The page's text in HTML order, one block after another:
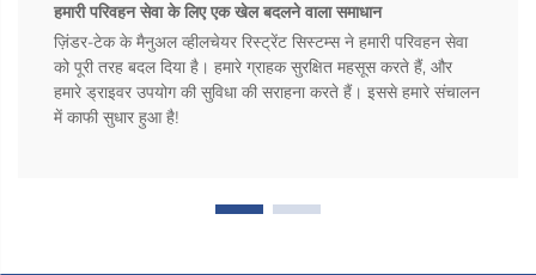
हमारी परिवहन सेवा के लिए एक खेल बदलने वाला समाधान
ज़िंडर-टेक के मैनुअल व्हीलचेयर रिस्ट्रेंट सिस्टम्स ने हमारी परिवहन सेवा
को पूरी तरह बदल दिया है। हमारे ग्राहक सुरक्षित महसूस करते हैं, और
हमारे ड्राइवर उपयोग की सुविधा की सराहना करते हैं। इससे हमारे संचालन
में काफी सुधार हुआ है!